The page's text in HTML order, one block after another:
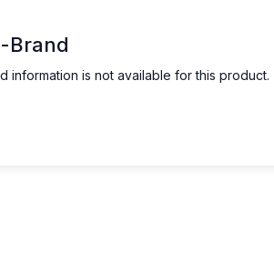
Brand
information is not available for this